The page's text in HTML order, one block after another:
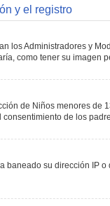
y el registro
los Administradores y
como tener su imagen
de Niños menores
de los
baneado su dirección IP